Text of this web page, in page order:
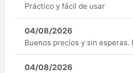
Práctico y fácil de usar
04/08/2026
Buenos precios y sin esperas.
04/08/2026